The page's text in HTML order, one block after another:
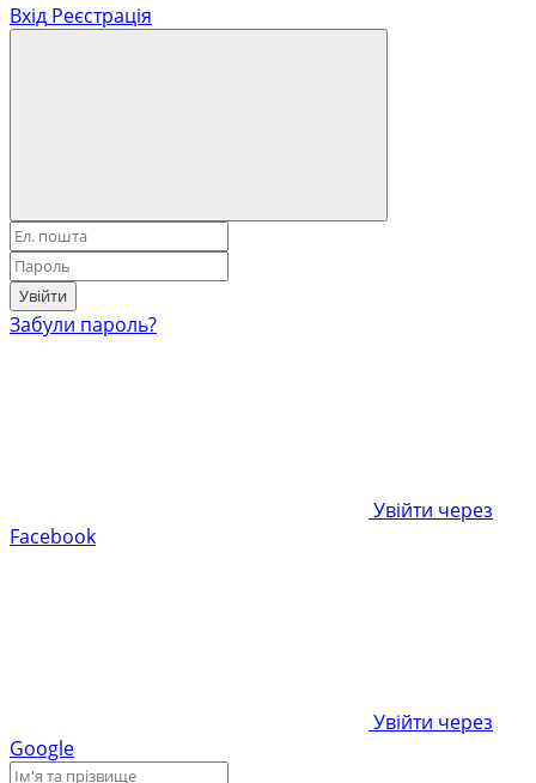
Вхід Реєстрація
Увійти
Забули пароль?
Увійти через
Facebook
Увійти через
Google